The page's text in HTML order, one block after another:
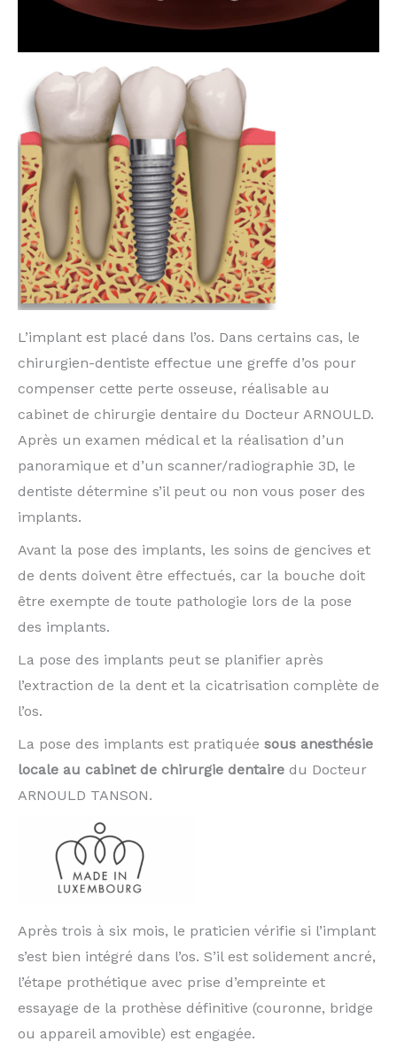
L’implant est placé dans l’os. Dans certains cas, le
chirurgien-dentiste effectue une greffe d’os pour
compenser cette perte osseuse, réalisable au
cabinet de chirurgie dentaire du Docteur ARNOULD.
Après un examen médical et la réalisation d’un
panoramique et d’un scanner/radiographie 3D, le
dentiste détermine s’il peut ou non vous poser des
implants.
Avant la pose des implants, les soins de gencives et
de dents doivent être effectués, car la bouche doit
être exempte de toute pathologie lors de la pose
des implants.
La pose des implants peut se planifier après
l’extraction de la dent et la cicatrisation complète de
l’os.
La pose des implants est pratiquée sous anesthésie
locale au cabinet de chirurgie dentaire du Docteur
ARNOULD TANSON.
Après trois à six mois, le praticien vérifie si l’implant
s’est bien intégré dans l’os. S’il est solidement ancré,
l’étape prothétique avec prise d’empreinte et
essayage de la prothèse définitive (couronne, bridge
ou appareil amovible) est engagée.